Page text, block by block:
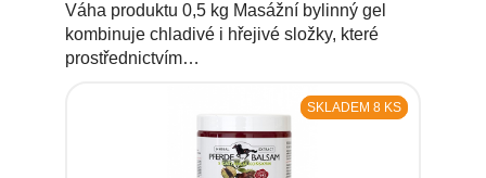
Váha produktu 0,5 kg Masážní bylinný gel
kombinuje chladivé i hřejivé složky, které
prostřednictvím…
SKLADEM 8 KS